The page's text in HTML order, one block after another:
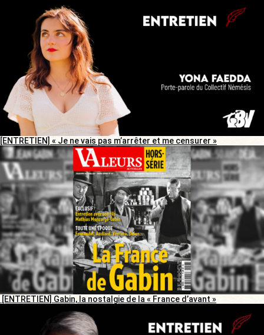
[ENTRETIEN] « Je ne vais pas m’arrêter et me censurer »
[ENTRETIEN] Gabin, la nostalgie de la « France d’avant »